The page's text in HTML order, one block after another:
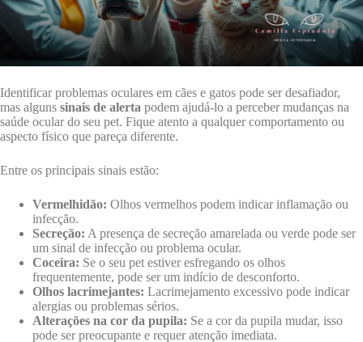
Identificar problemas oculares em cães e gatos pode ser desafiador,
mas alguns sinais de alerta podem ajudá-lo a perceber mudanças na
saúde ocular do seu pet. Fique atento a qualquer comportamento ou
aspecto físico que pareça diferente.
Entre os principais sinais estão:
Vermelhidão: Olhos vermelhos podem indicar inflamação ou
infecção.
Secreção: A presença de secreção amarelada ou verde pode ser
um sinal de infecção ou problema ocular.
Coceira: Se o seu pet estiver esfregando os olhos
frequentemente, pode ser um indício de desconforto.
Olhos lacrimejantes: Lacrimejamento excessivo pode indicar
alergias ou problemas sérios.
Alterações na cor da pupila: Se a cor da pupila mudar, isso
pode ser preocupante e requer atenção imediata.